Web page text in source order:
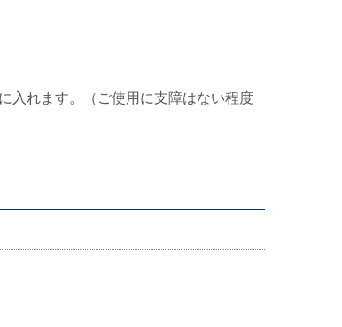
入れます。（ご使用に支障はない程度